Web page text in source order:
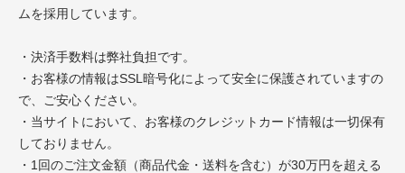
ムを採用しています。
・決済手数料は弊社負担です。
・お客様の情報はSSL暗号化によって安全に保護されていますの
で、ご安心ください。
・当サイトにおいて、お客様のクレジットカード情報は一切保有
しておりません。
・1回のご注文金額（商品代金・送料を含む）が30万円を超える